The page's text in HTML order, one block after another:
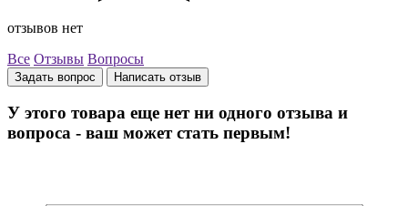
отзывов нет
Все Отзывы Вопросы
Задать вопрос Написать отзыв
У этого товара еще нет ни одного отзыва и
вопроса - ваш может стать первым!